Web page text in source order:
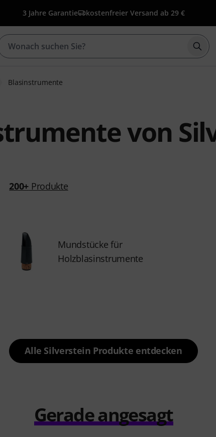
3 Jahre Garantie kostenfreier Versand ab 29 €
Blasinstrumente
von
200+ Produkte
Mundstücke für
Holzblasinstrumente
Alle Silverstein Produkte entdecken
Gerade angesagt